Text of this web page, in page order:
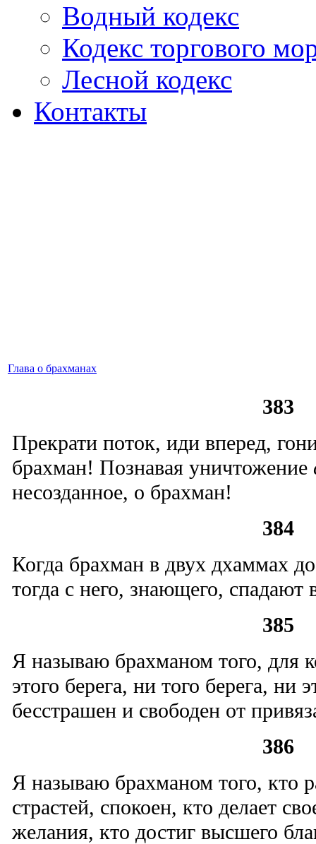
Водный кодекс
Кодекс торгового
Лесной кодекс
Контакты
Глава о брахманах
383
Прекрати поток, иди вперед,
брахман! Познавая уничтожение
несозданное, о брахман!
384
Когда брахман в двух дхаммах
тогда с него, знающего, спадают
385
Я называю брахманом того, для
этого берега, ни того берега, ни
бесстрашен и свободен от
386
Я называю брахманом того, кто
страстей, спокоен, кто делает
желания, кто достиг высшего